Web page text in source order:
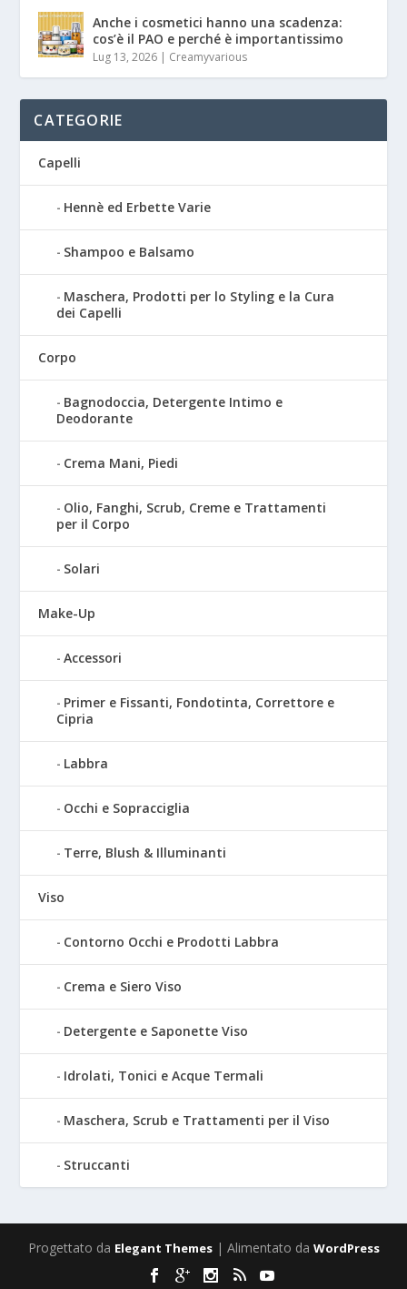
Anche i cosmetici hanno una scadenza:
cos’è il PAO e perché è importantissimo
Lug 13, 2026 | Creamyvarious
CATEGORIE
Capelli
Hennè ed Erbette Varie
Shampoo e Balsamo
Maschera, Prodotti per lo Styling e la Cura
dei Capelli
Corpo
Bagnodoccia, Detergente Intimo e
Deodorante
Crema Mani, Piedi
Olio, Fanghi, Scrub, Creme e Trattamenti
per il Corpo
Solari
Make-Up
Accessori
Primer e Fissanti, Fondotinta, Correttore e
Cipria
Labbra
Occhi e Sopracciglia
Terre, Blush & Illuminanti
Viso
Contorno Occhi e Prodotti Labbra
Crema e Siero Viso
Detergente e Saponette Viso
Idrolati, Tonici e Acque Termali
Maschera, Scrub e Trattamenti per il Viso
Struccanti
Progettato da Elegant Themes| Alimentato da WordPress